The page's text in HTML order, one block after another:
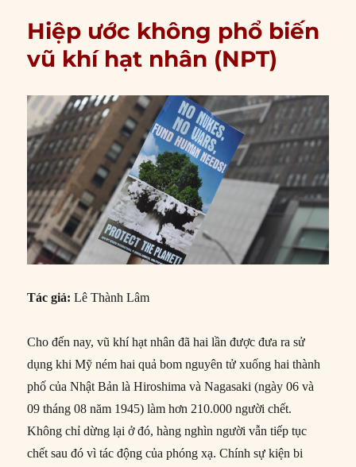
Hiệp ước không phổ biến
vũ khí hạt nhân (NPT)
Tác giả: Lê Thành Lâm
Cho đến nay, vũ khí hạt nhân đã hai lần được đưa ra sử
dụng khi Mỹ ném hai quả bom nguyên tử xuống hai thành
phố của Nhật Bản là Hiroshima và Nagasaki (ngày 06 và
09 tháng 08 năm 1945) làm hơn 210.000 người chết.
Không chỉ dừng lại ở đó, hàng nghìn người vẫn tiếp tục
chết sau đó vì tác động của phóng xạ. Chính sự kiện bi